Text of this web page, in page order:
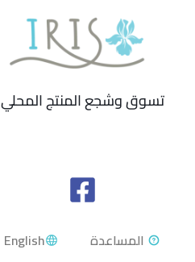
تسوق وشجع المنتج المحلي
English